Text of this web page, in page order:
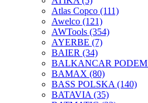
Atlas Copco (111)
Awelco (121)
AWTools (354)
AYERBE (7)
BAIER (34)
BALKANCAR PODEM
BAMAX (80)
BASS POLSKA (140)
BATAVIA (35)